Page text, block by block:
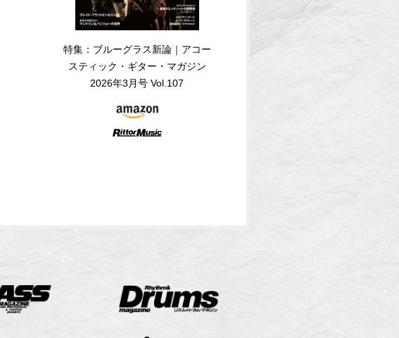
特集：ブルーグラス新論｜アコー
スティック・ギター・マガジン
2026年3月号 Vol.107